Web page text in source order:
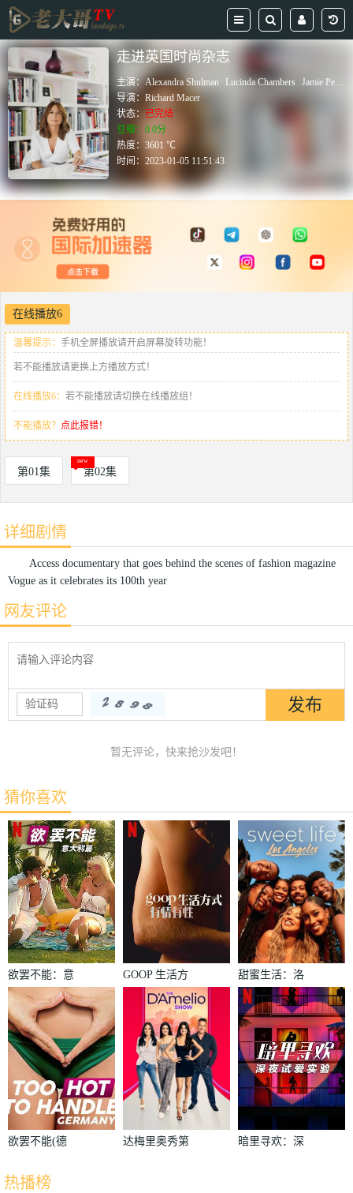
走进英国时尚杂志
主演：Alexandra Shulman Lucinda Chambers
Jamie Perlman
导演：Richard Macer
状态： 已完结
豆瓣：0.0分
热度：3601 ℃
时间：2023-01-05 11:51:43
在线播放6
温馨提示： 手机全屏播放请开启屏幕旋转功能！
若不能播放请更换上方播放方式！
在线播放6： 若不能播放请切换在线播放组！
不能播放？ 点此报错！
第01集 第02集
详细剧情
Access documentary that goes behind the scenes of fashion magazine
Vogue as it celebrates its 100th year
网友评论
暂无评论，快来抢沙发吧！
猜你喜欢
欲罢不能：意
大利篇
GOOP 生活方
式：有情有性
第一季
甜蜜生活：洛
杉矶第二季
欲罢不能(德
达梅里奥秀第
暗里寻欢：深
热播榜